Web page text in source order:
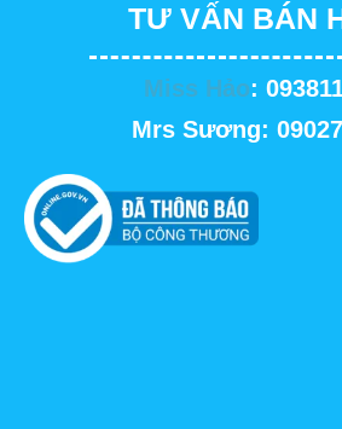
TƯ VẤN BÁN
Miss Hảo:
Mrs Sương: